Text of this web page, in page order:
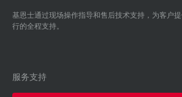
基恩士通过现场操作指导和售后技术支持，为客户
行的全程支持。
服务支持